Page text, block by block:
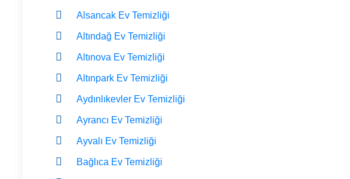
Alsancak Ev Temizliği
Altındağ Ev Temizliği
Altınova Ev Temizliği
Altınpark Ev Temizliği
Aydınlıkevler Ev Temizliği
Ayrancı Ev Temizliği
Ayvalı Ev Temizliği
Bağlıca Ev Temizliği